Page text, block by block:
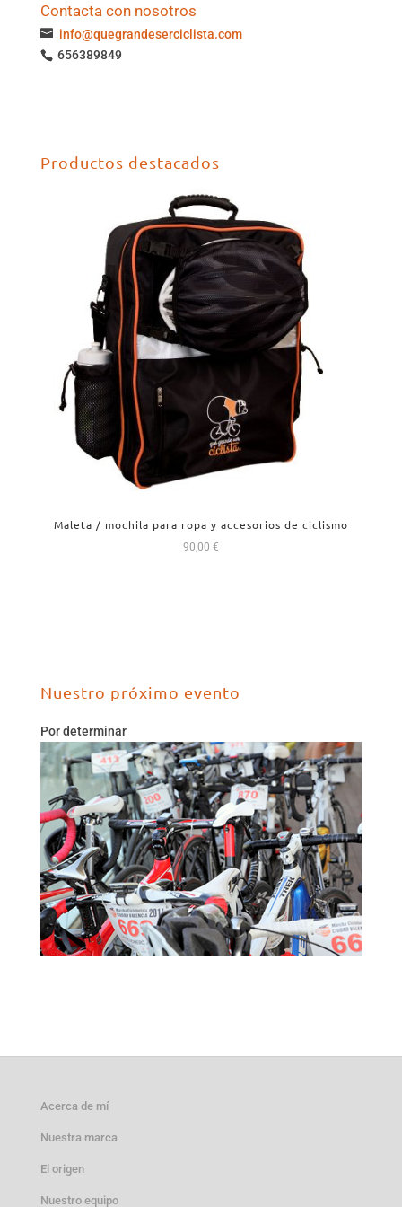
Contacta con nosotros
info@quegrandeserciclista.com
656389849
Productos destacados
Maleta / mochila para ropa y accesorios de ciclismo
90,00 €
Nuestro próximo evento
Por determinar
Acerca de mí
Nuestra marca
El origen
Nuestro equipo